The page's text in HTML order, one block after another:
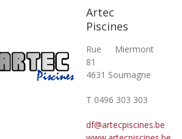
Artec
Piscines
Rue Miermont
81
4631 Soumagne
T 0496 303 303
df@artecpiscines.be